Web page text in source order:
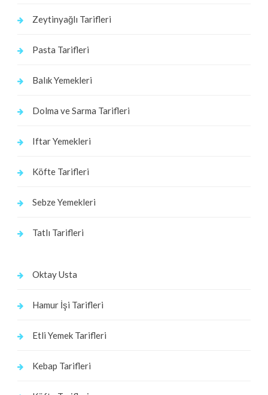
Zeytinyağlı Tarifleri
Pasta Tarifleri
Balık Yemekleri
Dolma ve Sarma Tarifleri
Iftar Yemekleri
Köfte Tarifleri
Sebze Yemekleri
Tatlı Tarifleri
Oktay Usta
Hamur İşi Tarifleri
Etli Yemek Tarifleri
Kebap Tarifleri